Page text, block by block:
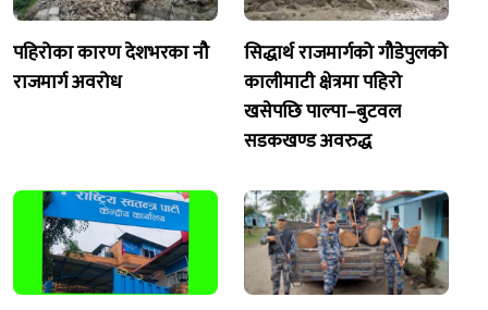
पहिरोका कारण देशभरका नौ
राजमार्ग अवरोध
सिद्धार्थ राजमार्गको गौडेपुलको
कालीमाटी क्षेत्रमा पहिरो
खसेपछि पाल्पा–बुटवल
सडकखण्ड अवरुद्ध